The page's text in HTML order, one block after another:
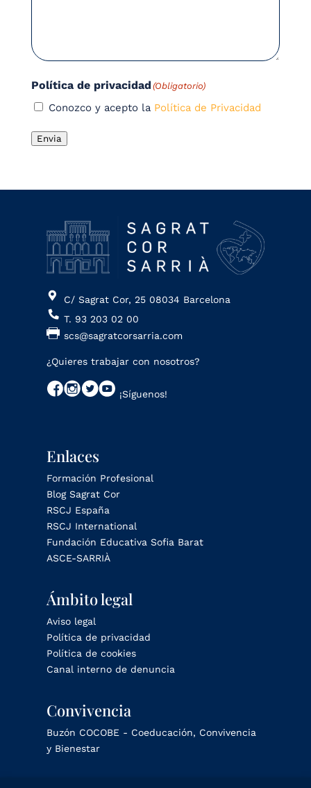
Política de privacidad (Obligatorio)
Conozco y acepto la Política de Privacidad
Envia
C/ Sagrat Cor, 25 08034 Barcelona
T. 93 203 02 00
scs@sagratcorsarria.com
¿Quieres trabajar con nosotros?
¡Síguenos!
Enlaces
Formación Profesional
Blog Sagrat Cor
RSCJ España
RSCJ International
Fundación Educativa Sofia Barat
ASCE-SARRIÀ
Ámbito legal
Aviso legal
Política de privacidad
Política de cookies
Canal interno de denuncia
Convivencia
Buzón COCOBE - Coeducación, Convivencia
y Bienestar